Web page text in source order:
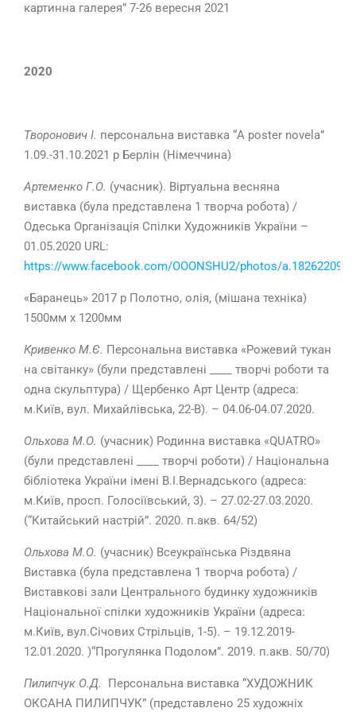
картинна галерея” 7-26 вересня 2021
2020
Творонович І. персональна виставка “A poster novela”
1.09.-31.10.2021 р Берлін (Німеччина)
Артеменко Г.О. (учасник). Віртуальна весняна
виставка (була представлена 1 творча робота) /
Одеська Організація Спілки Художників України –
01.05.2020 URL:
https://www.facebook.com/OOONSHU2/photos/
«Баранець» 2017 р Полотно, олія, (мішана техніка)
1500мм х 1200мм
Кривенко М.Є. Персональна виставка «Рожевий тукан
на світанку» (були представлені ____ творчі роботи та
одна скульптура) / Щербенко Арт Центр (адреса:
м.Київ, вул. Михайлівська, 22-В). – 04.06-04.07.2020.
Ольхова М.О. (учасник) Родинна виставка «QUATRO»
(були представлені ____ творчі роботи) / Національна
бібліотека України імені В.І.Вернадського (адреса:
м.Київ, просп. Голосіївський, 3). – 27.02-27.03.2020.
(“Китайський настрій”. 2020. п.акв. 64/52)
Ольхова М.О. (учасник) Всеукраїнська Різдвяна
Виставка (була представлена 1 творча робота) /
Виставкові зали Центрального будинку художників
Національної спілки художників України (адреса:
м.Київ, вул.Січових Стрільців, 1-5). – 19.12.2019-
12.01.2020. )“Прогулянка Подолом”. 2019. п.акв. 50/70)
Пилипчук О.Д.
Персональна виставка “ХУДОЖНИК
ОКСАНА ПИЛИПЧУК” (представлено 25 художніх